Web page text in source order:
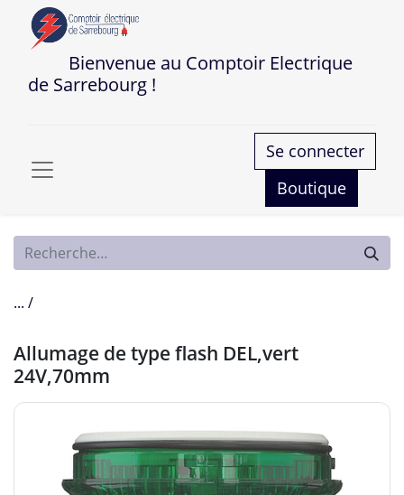
Bienvenue au Comptoir Electrique
de Sarrebourg !
Se connecter
Boutique
... /
Allumage de type flash DEL,vert
24V,70mm